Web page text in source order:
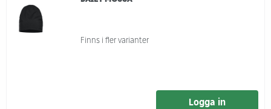
Finns i fler varianter
Logga in